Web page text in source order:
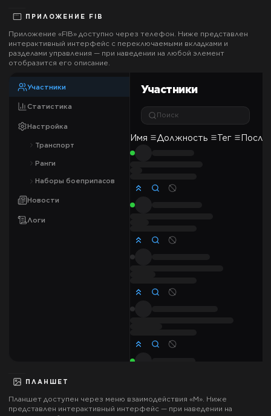
ПРИЛОЖЕНИЕ FIB
Приложение «FIB» доступно через телефон. Ниже представлен
интерактивный интерфейс с переключаемыми вкладками и
разделами управления — при наведении на любой элемент
отобразится его описание.
Участники
Статистика
Настройка
Транспорт
Ранги
Наборы боеприпасов
Новости
Логи
Участники
Поиск
Имя Должность Тег
ПЛАНШЕТ
Планшет доступен через меню взаимодействия «М». Ниже
представлен интерактивный интерфейс — при наведении на